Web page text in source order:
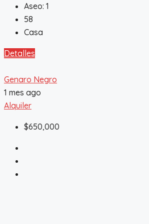
Aseo: 1
58
Casa
Detalles
Genaro Negro
1 mes ago
Alquiler
$650,000